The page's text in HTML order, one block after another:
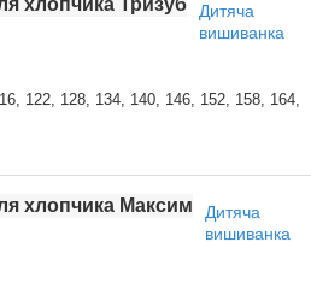
Дитяча
вишиванка
122, 128, 134, 140, 146, 152, 158, 164,
Дитяча
вишиванка